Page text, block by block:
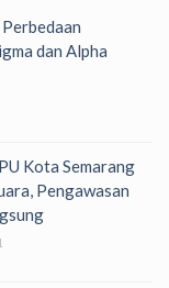
dan Alpha
Kota Semarang
Pengawasan